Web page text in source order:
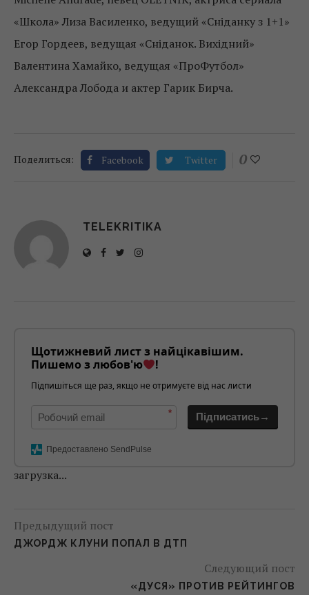
«Школа» Лиза Василенко, ведущий «Сніданку з 1+1»
Егор Гордеев, ведущая «Сніданок. Вихідний»
Валентина Хамайко, ведущая «ПроФутбол»
Александра Лобода и актер Гарик Бирча.
Поделиться: Facebook Twitter 0
TELEKRITIKA
Щотижневий лист з найцікавішим.
Пишемо з любов'ю
!
Підпишіться ще раз, якщо не отримуєте від нас листи
* Підписатись→
Предоставлено SendPulse
загрузка...
Предыдущий пост
ДЖОРДЖ КЛУНИ ПОПАЛ В ДТП
Следующий пост
«ДУСЯ» ПРОТИВ РЕЙТИНГОВ